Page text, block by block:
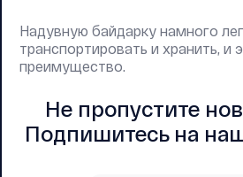
Надувную байдарку намного
транспортировать и хранить, и
преимущество.
Не пропустите
Подпишитесь на